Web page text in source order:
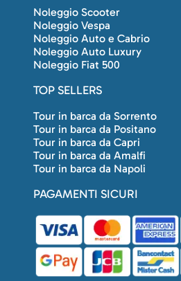
Noleggio Scooter
Noleggio Vespa
Noleggio Auto e Cabrio
Noleggio Auto Luxury
Noleggio Fiat 500
TOP SELLERS
Tour in barca da Sorrento
Tour in barca da Positano
Tour in barca da Capri
Tour in barca da Amalfi
Tour in barca da Napoli
PAGAMENTI SICURI